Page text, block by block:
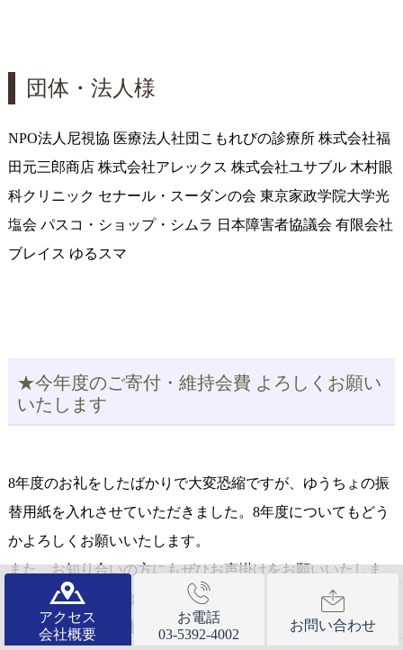
団体・法人様
NPO法人尼視協 医療法人社団こもれびの診療所 株式会社福
田元三郎商店 株式会社アレックス 株式会社ユサブル 木村眼
科クリニック セナール・スーダンの会 東京家政学院大学光
塩会 パスコ・ショップ・シムラ 日本障害者協議会 有限会社
ブレイス ゆるスマ
★今年度のご寄付・維持会費 よろしくお願い
いたします
8年度のお礼をしたばかりで大変恐縮ですが、ゆうちょの振
替用紙を入れさせていただきました。8年度についてもどう
かよろしくお願いいたします。
また、お知り合いの方にもぜひお声掛けをお願いいたしま
す。こちらから当会の資料等をお送りさせていただきま
す。事務局までご連絡をお願いいたします。
アクセス
会社概要
お電話
03-5392-4002
お問い合わせ